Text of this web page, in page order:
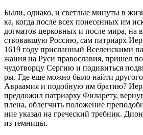
Бы­ли, од­на­ко, и свет­лые ми­ну­ты в
ка, ко­гда по­сле всех по­не­сен­ных им
дог­ма­тов цер­ков­ных и по­сле ми­ра, на
ство­вав­шую Рос­сию, сам пат­ри­арх
1619 го­ду при­слан­ный Все­лен­ски­ми
жа­ния на Ру­си пра­во­сла­вия, при­шел
чу­до­твор­цу Сер­гию и по­ди­вить­ся
ры. Где еще мож­но бы­ло най­ти
Ав­ра­амия и по­доб­ную им бра­тию?
пред­ло­жил пат­ри­ар­ху Фила­ре­ту,
пле­на, об­лег­чить по­ло­же­ние
ние ука­зал на гре­че­ский треб­ник.
из тем­ни­цы.